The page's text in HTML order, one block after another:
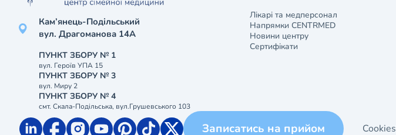
Кам’янець-Подільський
вул. Драгоманова 14А
ПУНКТ ЗБОРУ № 1
вул. Героїв УПА 15
ПУНКТ ЗБОРУ № 3
вул. Миру 2
ПУНКТ ЗБОРУ № 4
смт. Скала-Подільська, вул.Грушевського 103
Лікарі та медперсонал
Напрямки CENTRMED
Новини центру
Сертифікати
Записатись на прийом Cookies